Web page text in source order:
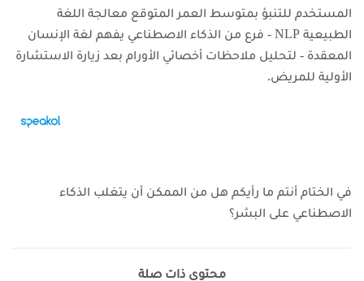
المستخدم للتنبؤ بمتوسط العمر المتوقع معالجة اللغة
الطبيعية NLP - فرع من الذكاء الاصطناعي يفهم لغة الإنسان
المعقدة - لتحليل ملاحظات أخصائي الأورام بعد زيارة الاستشارة
الأولية للمريض.
في الختام أنتم ما رأيكم هل من الممكن أن يتغلب الذكاء
الاصطناعي على البشر؟
محتوى ذات صلة